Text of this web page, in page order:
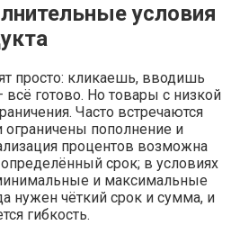
условия
просто: кликаешь, вводишь
готово. Но товары с низкой
Часто встречаются
пополнение и
процентов возможна
срок; в условиях
и максимальные
нужен чёткий срок и сумма, и
гибкость.